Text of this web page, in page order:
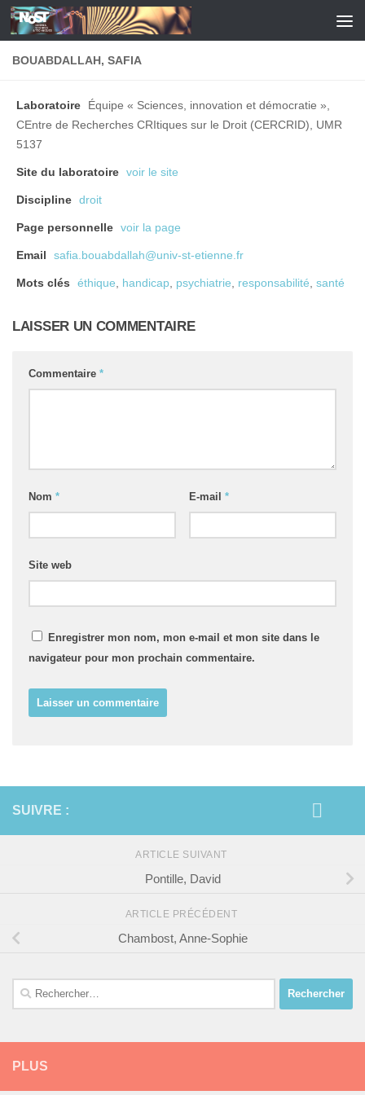
Skip to content
BOUABDALLAH, SAFIA
Laboratoire
Équipe « Sciences, innovation et démocratie »,
CEntre de Recherches CRItiques sur le Droit (CERCRID), UMR
5137
Site du laboratoire voir le site
Discipline droit
Page personnelle voir la page
Email safia.bouabdallah@univ-st-etienne.fr
Mots clés éthique, handicap, psychiatrie, responsabilité, santé
LAISSER UN COMMENTAIRE
Commentaire *
Nom * E-mail *
Site web
Enregistrer mon nom, mon e-mail et mon site dans le
navigateur pour mon prochain commentaire.
SUIVRE :
ARTICLE SUIVANT
Pontille, David
ARTICLE PRÉCÉDENT
Chambost, Anne-Sophie
Rechercher :
PLUS